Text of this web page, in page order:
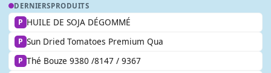
DERNIERSPRODUITS
P HUILE DE SOJA DÉGOMMÉ
P Sun Dried Tomatoes Premium Qua
P Thé Bouze 9380 /8147 / 9367